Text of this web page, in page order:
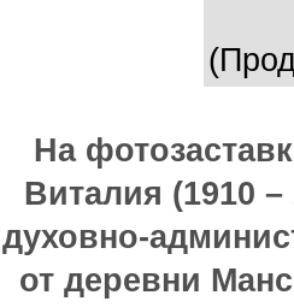
На
Виталия (1910
духовно-
от деревни